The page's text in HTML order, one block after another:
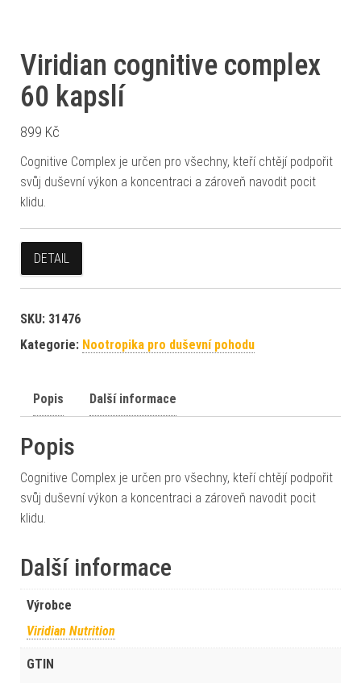
Viridian cognitive complex
60 kapslí
899 Kč
Cognitive Complex je určen pro všechny, kteří chtějí podpořit
svůj duševní výkon a koncentraci a zároveň navodit pocit
klidu.
DETAIL
SKU: 31476
Kategorie: Nootropika pro duševní pohodu
Popis Další informace
Popis
Cognitive Complex je určen pro všechny, kteří chtějí podpořit
svůj duševní výkon a koncentraci a zároveň navodit pocit
klidu.
Další informace
Výrobce
Viridian Nutrition
GTIN